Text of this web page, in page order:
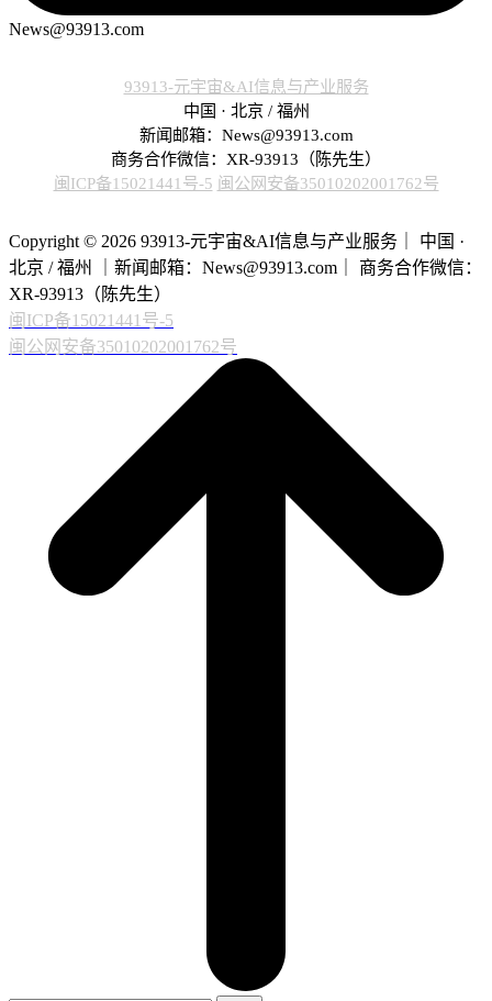
News@93913.com
93913-元宇宙&AI信息与产业服务
中国 · 北京 / 福州
新闻邮箱：News@93913.com
商务合作微信：XR-93913（陈先生）
闽ICP备15021441号-5 闽公网安备35010202001762号
Copyright © 2026 93913-元宇宙&AI信息与产业服务｜ 中国 ·
北京 / 福州 ｜新闻邮箱：News@93913.com｜ 商务合作微信：
XR-93913（陈先生）
闽ICP备15021441号-5
闽公网安备35010202001762号